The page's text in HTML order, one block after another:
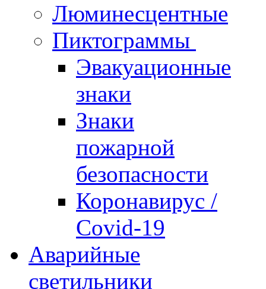
Люминесцентные
Пиктограммы
Эвакуационные
знаки
Знаки
пожарной
безопасности
Коронавирус /
Covid-19
Аварийные
светильники